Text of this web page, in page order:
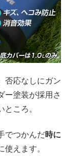
否応なしにガン
ー塗装が採用さ
ところ。
でつかんだ時に
使えます。